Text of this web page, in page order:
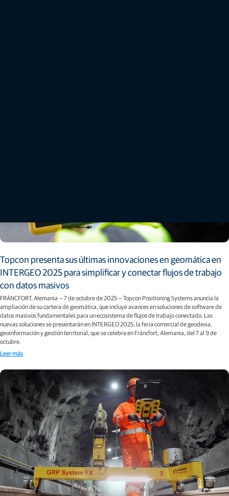
Topcon presenta sus últimas innovaciones en geomática en
INTERGEO 2025 para simplificar y conectar flujos de trabajo
con datos masivos
FRÁNCFORT, Alemania — 7 de octubre de 2025 — Topcon Positioning Systems anuncia la
ampliación de su cartera de geomática, que incluye avances en soluciones de software de
datos masivos fundamentales para un ecosistema de flujos de trabajo conectado. Las
nuevas soluciones se presentarán en INTERGEO 2025, la feria comercial de geodesia,
geoinformación y gestión territorial, que se celebra en Fráncfort, Alemania, del 7 al 9 de
octubre.
Leer más